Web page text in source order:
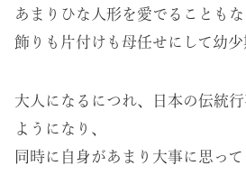
あまりひな人形を愛でることもな
飾りも片付けも母任せにして幼少
大人になるにつれ、日本の伝統
ようになり、
同時に自身があまり大事に思っ